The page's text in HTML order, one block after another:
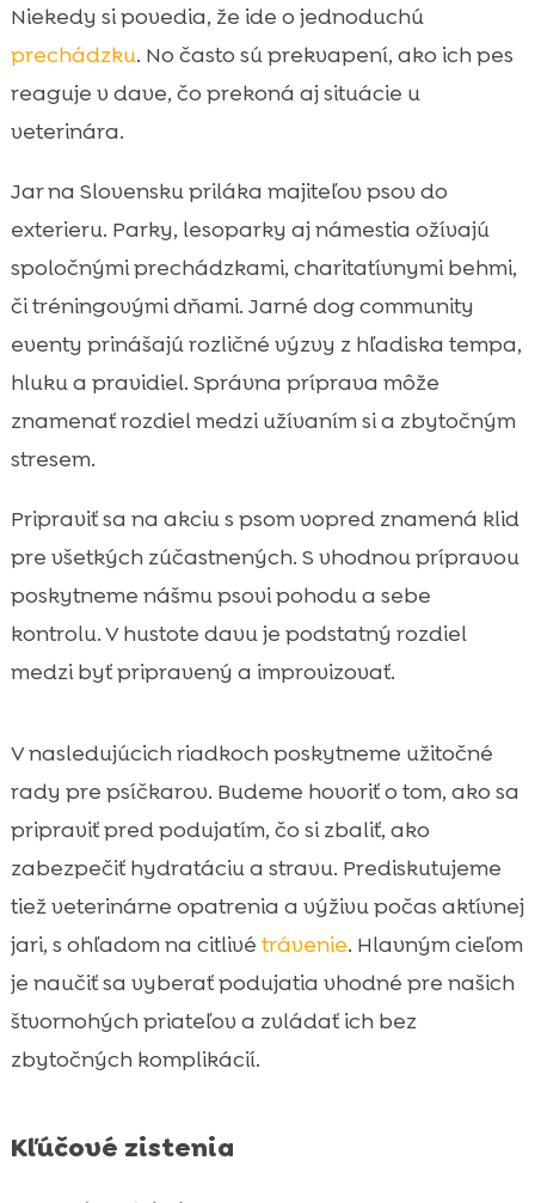
 Prečo sú jarné komunitné podujatia so
psami také obľúbené na Slovensku
Typy jarných akcií pre psíčkarov:
povahy a kondície nášho psa
pes jar komunitné podujatie: čo si overiť
veterinárna príprava pred jarou
Čo zbaliť do výbavy na podujatie:
praktický zoznam pre nás aj psa
Hydratácia, kŕmenie a načasovanie jedla
pred akciou
krmivo a citlivé trávenie
 Pamlsky a motivácia na mieste: tréningové
odmeny, ktoré fungujú
 Mokré krmivo, doplnky a podpora zdravia
počas aktívnej sezóny
Riešenie vyberavosti a zubná hygiena aj
počas cestovania

Etiketa na komunitných akciách: správanie
v dave, bezpečnosť a rešpekt
 Záver
 FAQ
Niekedy si povedia, že ide o jednoduchú
prechádzku. No často sú prekvapení, ako ich pes
reaguje v dave, čo prekoná aj situácie u
veterinára.
Jar na Slovensku priláka majiteľov psov do
exterieru. Parky, lesoparky aj námestia ožívajú
spoločnými prechádzkami, charitatívnymi behmi,
či tréningovými dňami. Jarné dog community
eventy prinášajú rozličné výzvy z hľadiska tempa,
hluku a pravidiel. Správna príprava môže
znamenať rozdiel medzi užívaním si a zbytočným
stresem.
Pripraviť sa na akciu s psom vopred znamená klid
pre všetkých zúčastnených. S vhodnou prípravou
poskytneme nášmu psovi pohodu a sebe
kontrolu. V hustote davu je podstatný rozdiel
medzi byť pripravený a improvizovať.
V nasledujúcich riadkoch poskytneme užitočné
rady pre psíčkarov. Budeme hovoriť o tom, ako sa
pripraviť pred podujatím, čo si zbaliť, ako
zabezpečiť hydratáciu a stravu. Prediskutujeme
tiež veterinárne opatrenia a výživu počas aktívnej
jari, s ohľadom na citlivé trávenie. Hlavným cieľom
je naučiť sa vyberať podujatia vhodné pre našich
štvornohých priateľov a zvládať ich bez
zbytočných komplikácií.
Kľúčové zistenia